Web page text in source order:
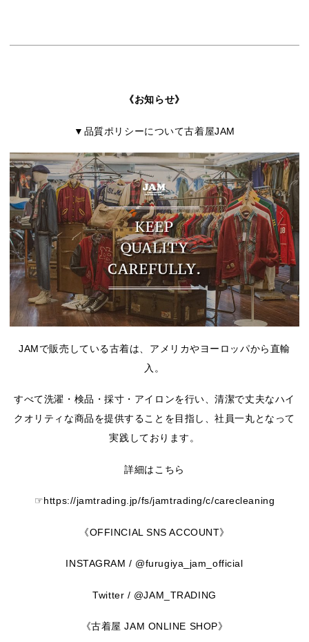
《お知らせ》
▼品質ポリシーについて古着屋JAM
JAMで販売している古着は、アメリカやヨーロッパから直輸
入。
すべて洗濯・検品・採寸・アイロンを行い、清潔で丈夫なハイ
クオリティな商品を提供することを目指し、社員一丸となって
実践しております。
詳細はこちら
☞https://jamtrading.jp/fs/jamtrading/c/carecleaning
《OFFINCIAL SNS ACCOUNT》
INSTAGRAM / @furugiya_jam_official
Twitter / @JAM_TRADING
《古着屋 JAM ONLINE SHOP》